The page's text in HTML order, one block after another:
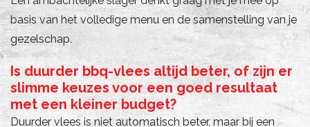
basis van het volledige menu en de samenstelling van je
gezelschap.
Is duurder bbq-vlees altijd beter, of zijn er
slimme keuzes voor een goed resultaat
met een kleiner budget?
Duurder vlees is niet automatisch beter, maar bij een